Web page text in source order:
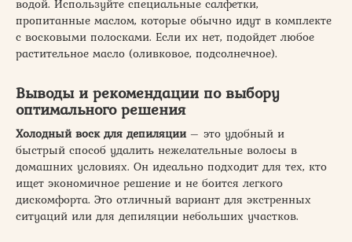
водой. Используйте специальные салфетки,
пропитанные маслом, которые обычно идут в комплекте
с восковыми полосками. Если их нет, подойдет любое
растительное масло (оливковое, подсолнечное).
Выводы и рекомендации по выбору
оптимального решения
Холодный воск для депиляции– это удобный и
быстрый способ удалить нежелательные волосы в
домашних условиях. Он идеально подходит для тех, кто
ищет экономичное решение и не боится легкого
дискомфорта. Это отличный вариант для экстренных
ситуаций или для депиляции небольших участков.